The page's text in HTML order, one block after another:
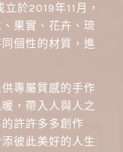
於2019年11月，
果實、花卉、琉
個性的材質，進
專屬質感的手作
，帶入人與人之
許許多多創作
彼此美好的人生